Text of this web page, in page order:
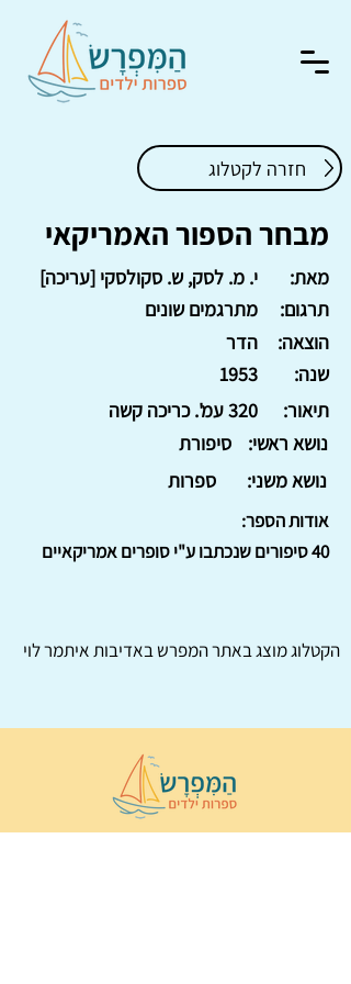
חזרה לקטלוג
מבחר הספור האמריקאי
י. מ. לסק, ש. סקולסקי [עריכה]
מאת:
מתרגמים שונים
תרגום:
הדר
הוצאה:
1953
שנה:
320 עמ'. כריכה קשה
תיאור:
סיפורת
נושא ראשי:
ספרות
נושא משני:
אודות הספר:
40 סיפורים שנכתבו ע"י סופרים אמריקאיים
הקטלוג מוצג באתרהמפרשבאדיבות איתמר לוי